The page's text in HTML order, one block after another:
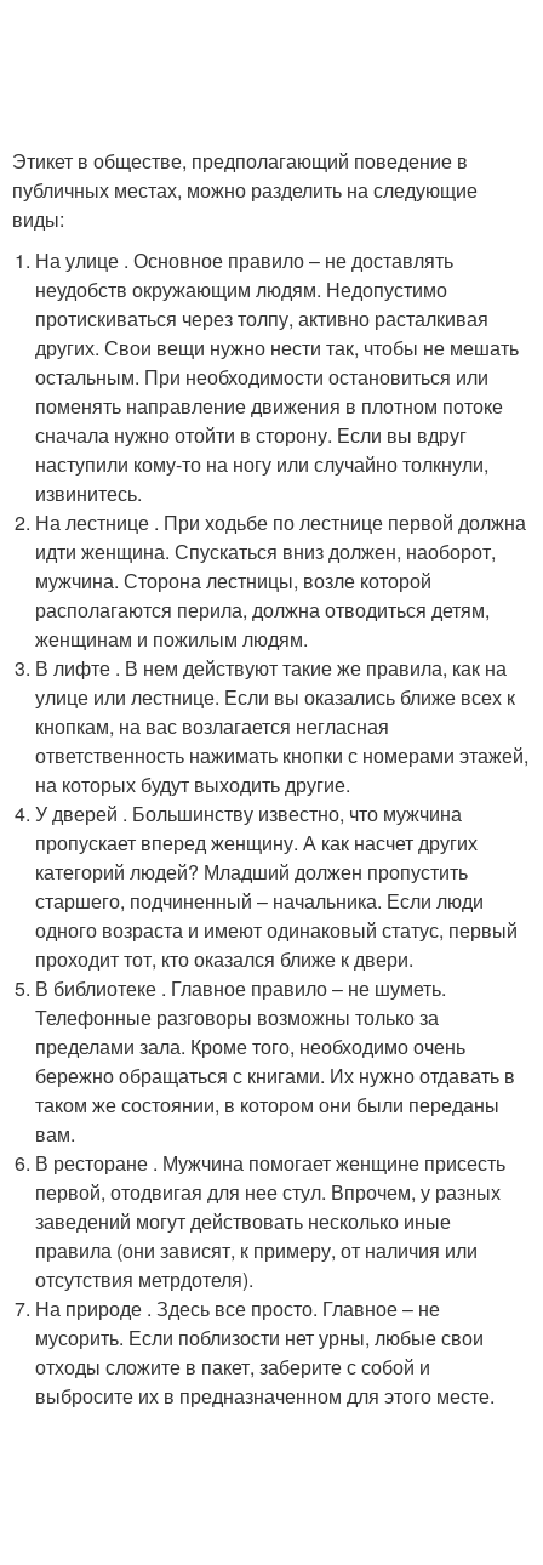
Этикет в обществе, предполагающий поведение в
публичных местах, можно разделить на следующие
виды:
На улице . Основное правило – не доставлять
неудобств окружающим людям. Недопустимо
протискиваться через толпу, активно расталкивая
других. Свои вещи нужно нести так, чтобы не мешать
остальным. При необходимости остановиться или
поменять направление движения в плотном потоке
сначала нужно отойти в сторону. Если вы вдруг
наступили кому-то на ногу или случайно толкнули,
извинитесь.
На лестнице . При ходьбе по лестнице первой должна
идти женщина. Спускаться вниз должен, наоборот,
мужчина. Сторона лестницы, возле которой
располагаются перила, должна отводиться детям,
женщинам и пожилым людям.
В лифте . В нем действуют такие же правила, как на
улице или лестнице. Если вы оказались ближе всех к
кнопкам, на вас возлагается негласная
ответственность нажимать кнопки с номерами этажей,
на которых будут выходить другие.
У дверей . Большинству известно, что мужчина
пропускает вперед женщину. А как насчет других
категорий людей? Младший должен пропустить
старшего, подчиненный – начальника. Если люди
одного возраста и имеют одинаковый статус, первый
проходит тот, кто оказался ближе к двери.
В библиотеке . Главное правило – не шуметь.
Телефонные разговоры возможны только за
пределами зала. Кроме того, необходимо очень
бережно обращаться с книгами. Их нужно отдавать в
таком же состоянии, в котором они были переданы
вам.
В ресторане . Мужчина помогает женщине присесть
первой, отодвигая для нее стул. Впрочем, у разных
заведений могут действовать несколько иные
правила (они зависят, к примеру, от наличия или
отсутствия метрдотеля).
На природе . Здесь все просто. Главное – не
мусорить. Если поблизости нет урны, любые свои
отходы сложите в пакет, заберите с собой и
выбросите их в предназначенном для этого месте.